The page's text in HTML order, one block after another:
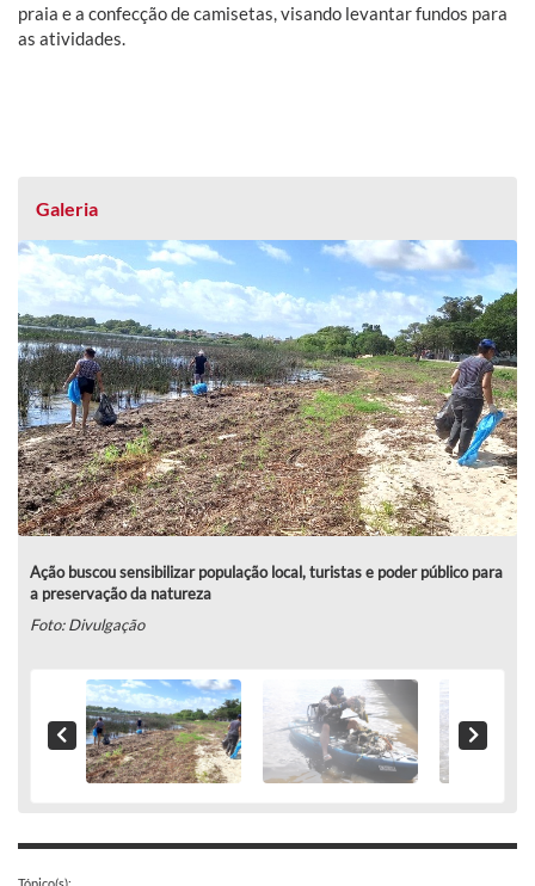
praia e a confecção de camisetas, visando levantar fundos para
as atividades.
Galeria
Ação buscou sensibilizar população local, turistas e poder público para
a preservação da natureza
Foto: Divulgação